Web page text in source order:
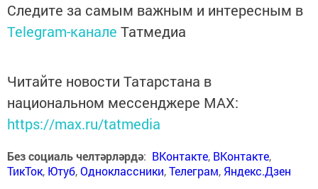
Следите за самым важным и интересным в
Telegram-канале Татмедиа
Читайте новости Татарстана в
национальном мессенджере MАХ:
https://max.ru/tatmedia
Без социаль челтәрләрдә: ВКонтакте, ВКонтакте,
ТикТок, Ютуб,Одноклассники,Телеграм, Яндекс.Дзен